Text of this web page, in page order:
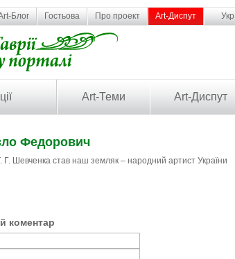
Блог Гостьова Про проект Art-Диспут Укр
Art-Теми Art-Диспут
Федорович
Шевченка став наш земляк – народний артист України
коментар